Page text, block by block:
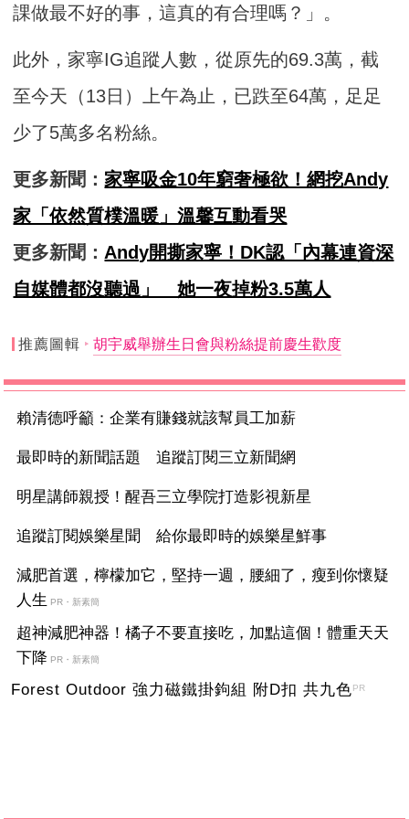
課做最不好的事，這真的有合理嗎？」。
此外，家寧IG追蹤人數，從原先的69.3萬，截
至今天（13日）上午為止，已跌至64萬，足足
少了5萬多名粉絲。
更多新聞： 家寧吸金10年窮奢極欲！網挖Andy
家「依然質樸溫暖」溫馨互動看哭
更多新聞： Andy開撕家寧！DK認「內幕連資深
自媒體都沒聽過」 她一夜掉粉3.5萬人
推薦圖輯 胡宇威舉辦生日會與粉絲提前慶生歡度
賴清德呼籲：企業有賺錢就該幫員工加薪
最即時的新聞話題 追蹤訂閱三立新聞網
明星講師親授！醒吾三立學院打造影視新星
追蹤訂閱娛樂星聞 給你最即時的娛樂星鮮事
減肥首選，檸檬加它，堅持一週，腰細了，瘦到你懷疑
人生
PR・新素簡
超神減肥神器！橘子不要直接吃，加點這個！體重天天
下降 PR・新素簡
Forest Outdoor 強力磁鐵掛鉤組 附D扣 共九色 PR